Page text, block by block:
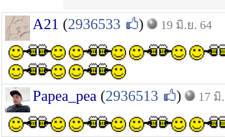
A21 (2936533 ) 19 มิ.ย. 64
Papea_pea (2936513 ) 17 มิ